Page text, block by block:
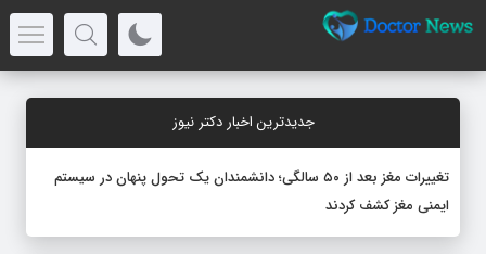
جدیدترین اخبار دکتر نیوز
تغییرات مغز بعد از ۵۰ سالگی؛ دانشمندان یک تحول پنهان در سیستم
ایمنی مغز کشف کردند